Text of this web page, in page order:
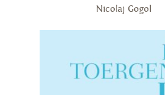
Nicolaj Gogol